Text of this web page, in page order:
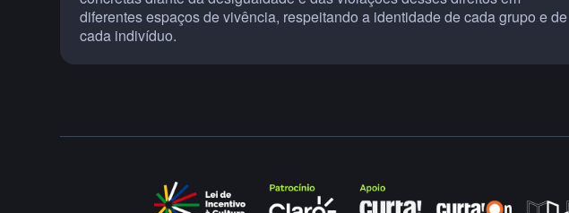
diferentes espaços de vivência, respeitando a identidade de cada grupo e de
cada indivíduo.